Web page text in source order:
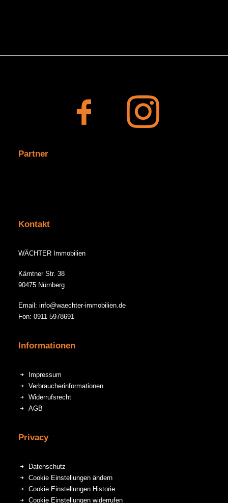
Partner
Kontakt
WÄCHTER Immobilien
Kärntner Str. 38
90475 Nürnberg
Email: info@waechter-immobilien.de
Fon: 0911 5978691
Informationen
Impressum
Verbraucherinformationen
Widerrufsrecht
AGB
Privacy
Datenschutz
Cookie Einstellungen ändern
Cookie Einstellungen Historie
Cookie Einstellungen widerrufen